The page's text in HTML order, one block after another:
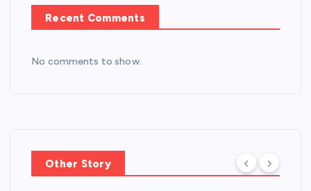
Recent Comments
No comments to show.
Other Story